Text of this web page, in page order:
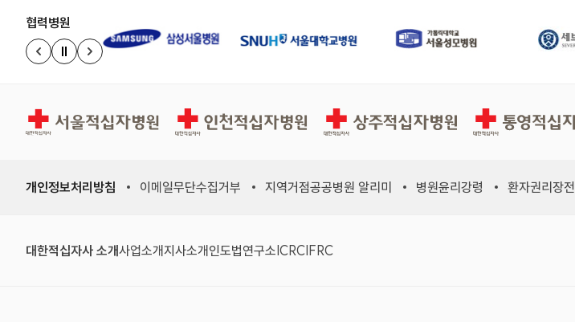
협력병원
이전 슬라이드
정지
다음 슬라이드
서울적십자병원 인천적십자병원 상주적십자병원 통영적십자병원
개인정보처리방침 이메일무단수집거부 지역거점공공병원 알리미 병원윤리강령 환자권리장전
대한적십자사 소개사업소개지사소개 인도법연구소 ICRC IFRC